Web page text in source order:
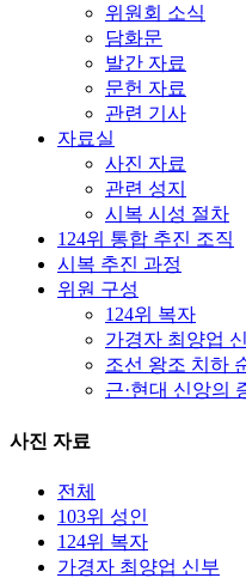
위원회 소식
담화문
발간 자료
문헌 자료
관련 기사
자료실
사진 자료
관련 성지
시복 시성 절차
124위 통합 추진 조직
시복 추진 과정
위원 구성
124위 복자
가경자 최양업
조선 왕조 치하
근·현대 신앙의
사진 자료
전체
103위 성인
124위 복자
가경자 최양업 신부